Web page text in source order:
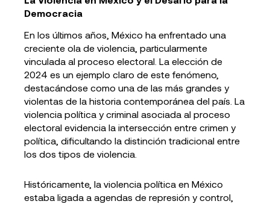
Democracia
En los últimos años, México ha enfrentado una
creciente ola de violencia, particularmente
vinculada al proceso electoral. La elección de
2024 es un ejemplo claro de este fenómeno,
destacándose como una de las más grandes y
violentas de la historia contemporánea del país. La
violencia política y criminal asociada al proceso
electoral evidencia la intersección entre crimen y
política, dificultando la distinción tradicional entre
los dos tipos de violencia.
Históricamente, la violencia política en México
estaba ligada a agendas de represión y control,